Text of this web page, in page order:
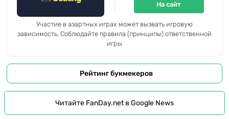
На сайт
Участие в азартных играх может вызвать игровую
зависимость. Соблюдайте правила (принципы) ответственной
игры
Рейтинг букмекеров
Читайте FanDay.net в Google News